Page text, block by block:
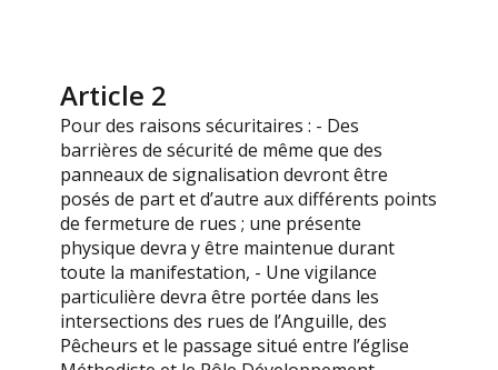
Article 2
Pour des raisons sécuritaires : - Des
barrières de sécurité de même que des
panneaux de signalisation devront être
posés de part et d’autre aux différents points
de fermeture de rues ; une présente
physique devra y être maintenue durant
toute la manifestation, - Une vigilance
particulière devra être portée dans les
intersections des rues de l’Anguille, des
Pêcheurs et le passage situé entre l’église